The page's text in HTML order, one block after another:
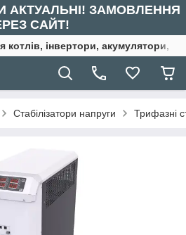
АКТУАЛЬНІ! ЗАМОВЛЕННЯ
САЙТ!
котлів, інвертори, акумулятори,
Стабілізатори напруги Трифазні